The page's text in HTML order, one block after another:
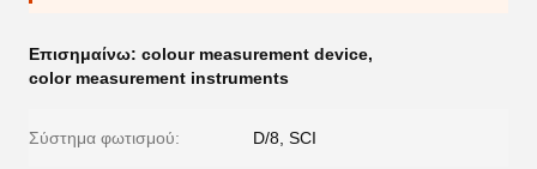
Επισημαίνω: colour measurement device,
color measurement instruments
Σύστημα φωτισμού: D/8, SCI